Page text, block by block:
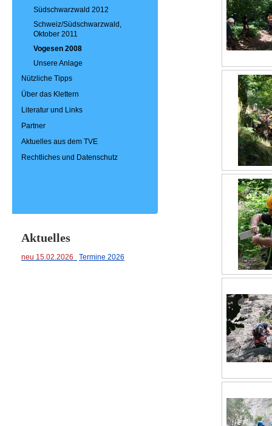
Südschwarzwald 2012
Schweiz/Südschwarzwald,
Oktober 2011
Vogesen 2008
Unsere Anlage
Nützliche Tipps
Über das Klettern
Literatur und Links
Partner
Aktuelles aus dem TVE
Rechtliches und Datenschutz
Aktuelles
neu 15.02.2026 Termine 2026